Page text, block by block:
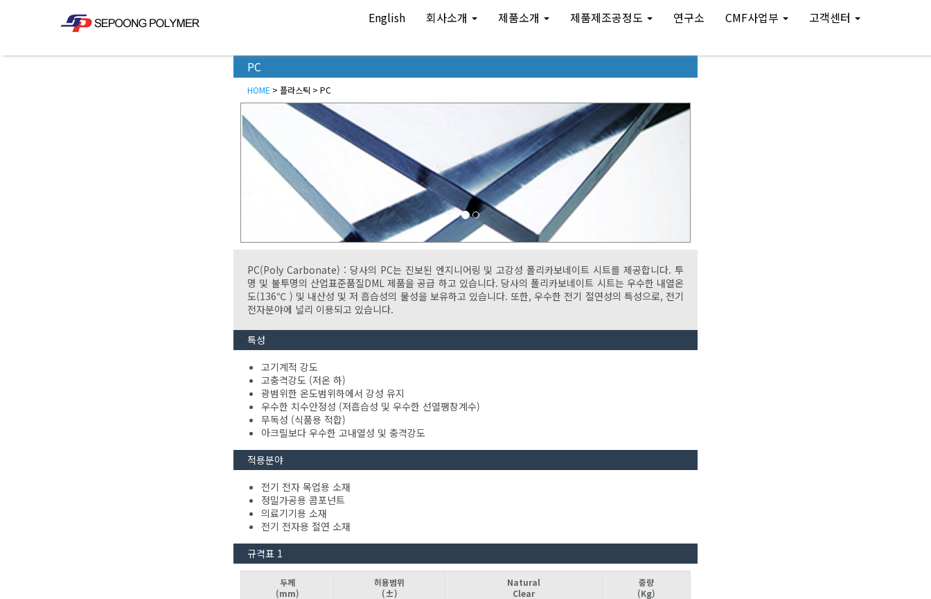
English 회사소개 제품소개 제품제조공정도 연구소 CMF사업부 고객센터
PC
HOME > 플라스틱 > PC
PC(Poly Carbonate) : 당사의 PC는 진보된 엔지니어링 및 고강성 폴리카보네이트 시트를 제공합니다. 투
명 및 불투명의 산업표준품질DML 제품을 공급 하고 있습니다. 당사의 폴리카보네이트 시트는 우수한 내열온
도(136℃ ) 및 내산성 및 저 흡습성의 물성을 보유하고 있습니다. 또한, 우수한 전기 절연성의 특성으로, 전기
전자분야에 널리 이용되고 있습니다.
특성
고기계적 강도
고충격강도 (저온 하)
광범위한 온도범위하에서 강성 유지
우수한 치수안정성 (저흡습성 및 우수한 선열팽창계수)
무독성 (식품용 적합)
아크릴보다 우수한 고내열성 및 충격강도
적용분야
전기 전자 목업용 소재
정밀가공용 콤포넌트
의료기기용 소재
전기 전자용 절연 소재
규격표 1
두께
(mm)
허용범위
(±)
Natural
Clear
중량
(Kg)